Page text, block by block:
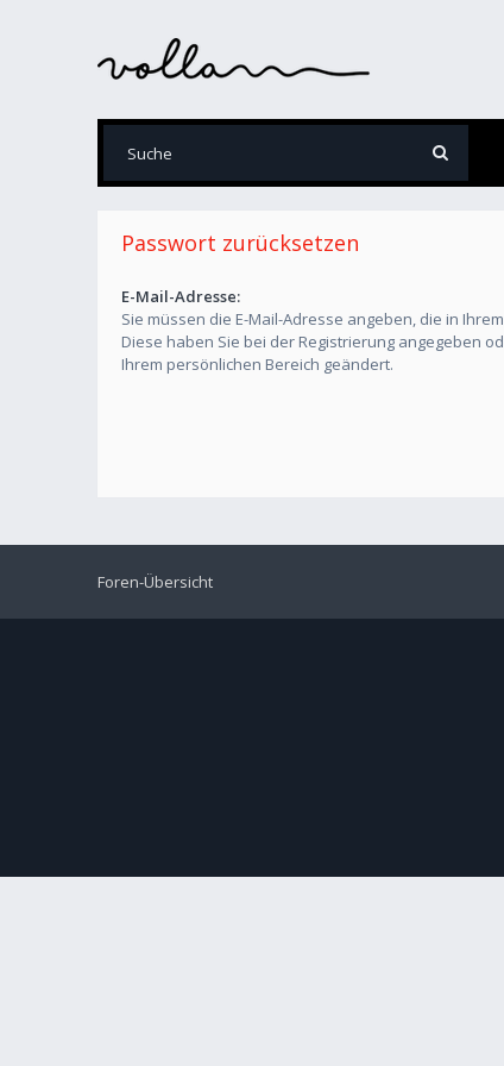
Passwort zurücksetzen
E-Mail-Adresse:
Sie müssen die E-Mail-Adresse angeben, die in
Diese haben Sie bei der Registrierung angegeben
Ihrem persönlichen Bereich geändert.
Foren-Übersicht